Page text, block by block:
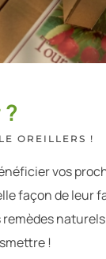
OREILLERS !
vos
façon de leur
remèdes naturels
!